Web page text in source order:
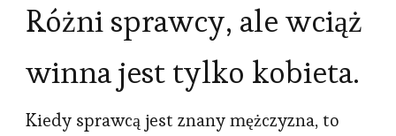
Różni sprawcy, ale wciąż
winna jest tylko kobieta.
Kiedy sprawcą jest znany mężczyzna, to